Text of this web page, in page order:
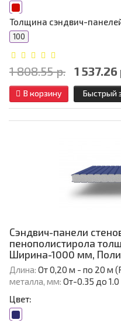
Толщина сэндвич-
100
1 808.55 р. 1 537.26
В корзину Быстрый
Сэндвич-панели
пенополистирола
Ширина-1000 мм,
Длина: От 0,20 м - по 20 м
металла, мм: От-0.35 до 1.0
Цвет: